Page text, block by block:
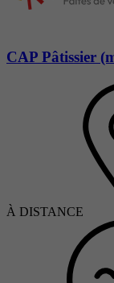
CAP Pâtissier
À DISTANCE